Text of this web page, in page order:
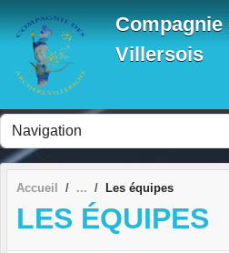
Villersois
Accueil Les équipes
LES ÉQUIPES